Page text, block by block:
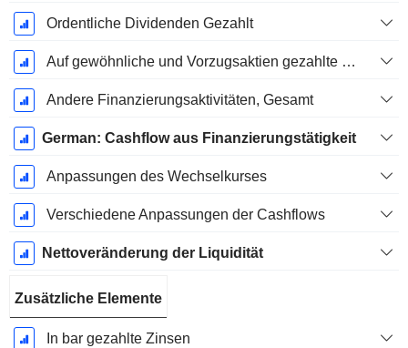
Ordentliche Dividenden Gezahlt
Auf gewöhnliche und Vorzugsaktien gezahlte Dividenden
Andere Finanzierungsaktivitäten, Gesamt
German: Cashflow aus Finanzierungstätigkeit
Anpassungen des Wechselkurses
Verschiedene Anpassungen der Cashflows
Nettoveränderung der Liquidität
Zusätzliche Elemente
In bar gezahlte Zinsen